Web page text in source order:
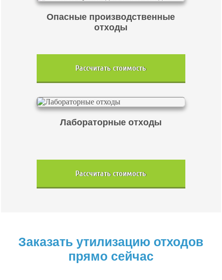
Опасные производственные
отходы
Рассчитать стоимость
Лабораторные отходы
Рассчитать стоимость
Заказать утилизацию отходов
прямо сейчас